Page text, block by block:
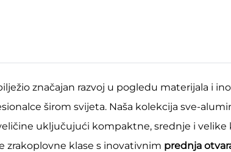
značajan razvoj u pogledu materijala i
širom svijeta. Naša kolekcija sve-
uključujući kompaktne, srednje i
zrakoplovne klase s inovativnim prednja